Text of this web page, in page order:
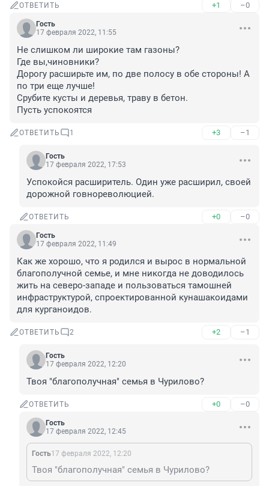
ОТВЕТИТЬ +1 –0
Гость
17 февраля 2022, 11:55
Не слишком ли широкие там газоны?
Где вы,чиновники?
Дорогу расширьте им, по две полосу в обе стороны! А
по три еще лучше!
Срубите кусты и деревья, траву в бетон.
Пусть успокоятся
ОТВЕТИТЬ 1 +3 –1
Гость
17 февраля 2022, 17:53
Успокойся расширитель. Один уже расширил, своей
дорожной говнореволюцией.
ОТВЕТИТЬ +0 –0
Гость
17 февраля 2022, 11:49
Как же хорошо, что я родился и вырос в нормальной
благополучной семье, и мне никогда не доводилось
жить на северо-западе и пользоваться тамошней
инфраструктурой, спроектированной кунашакоидами
для курганоидов.
ОТВЕТИТЬ 2 +2 –1
Гость
17 февраля 2022, 12:20
Твоя "благополучная" семья в Чурилово?
ОТВЕТИТЬ +0 –0
Гость
17 февраля 2022, 12:45
Гость17 февраля 2022, 12:20
Твоя "благополучная" семья в Чурилово?